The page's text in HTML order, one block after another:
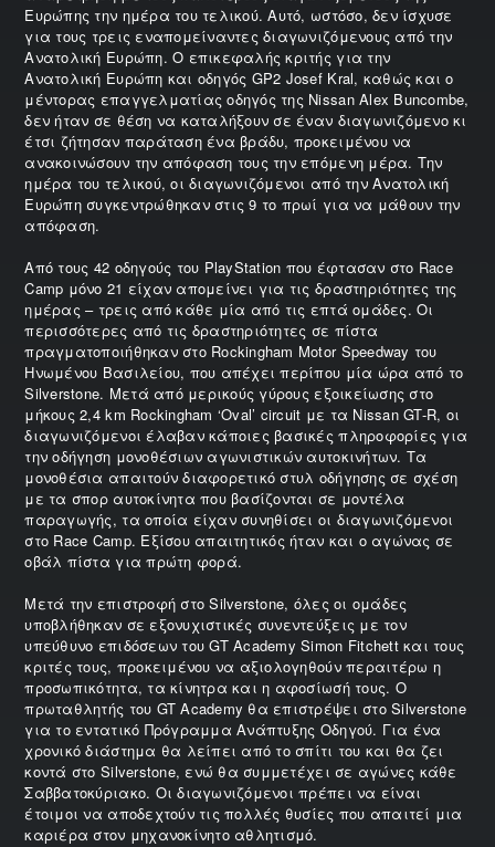
Ευρώπης την ημέρα του τελικού. Αυτό, ωστόσο, δεν ίσχυσε
για τους τρεις εναπομείναντες διαγωνιζόμενους από την
Ανατολική Ευρώπη. Ο επικεφαλής κριτής για την
Ανατολική Ευρώπη και οδηγός GP2 Josef Kral, καθώς και ο
μέντορας επαγγελματίας οδηγός της Nissan Alex Buncombe,
δεν ήταν σε θέση να καταλήξουν σε έναν διαγωνιζόμενο κι
έτσι ζήτησαν παράταση ένα βράδυ, προκειμένου να
ανακοινώσουν την απόφαση τους την επόμενη μέρα. Την
ημέρα του τελικού, οι διαγωνιζόμενοι από την Ανατολική
Ευρώπη συγκεντρώθηκαν στις 9 το πρωί για να μάθουν την
απόφαση.
Από τους 42 οδηγούς του PlayStation που έφτασαν στο Race
Camp μόνο 21 είχαν απομείνει για τις δραστηριότητες της
ημέρας – τρεις από κάθε μία από τις επτά ομάδες. Οι
περισσότερες από τις δραστηριότητες σε πίστα
πραγματοποιήθηκαν στο Rockingham Motor Speedway του
Ηνωμένου Βασιλείου, που απέχει περίπου μία ώρα από το
Silverstone. Μετά από μερικούς γύρους εξοικείωσης στο
μήκους 2,4 km Rockingham ‘Oval’ circuit με τα Nissan GT-R, οι
διαγωνιζόμενοι έλαβαν κάποιες βασικές πληροφορίες για
την οδήγηση μονοθέσιων αγωνιστικών αυτοκινήτων. Τα
μονοθέσια απαιτούν διαφορετικό στυλ οδήγησης σε σχέση
με τα σπορ αυτοκίνητα που βασίζονται σε μοντέλα
παραγωγής, τα οποία είχαν συνηθίσει οι διαγωνιζόμενοι
στο Race Camp. Εξίσου απαιτητικός ήταν και ο αγώνας σε
οβάλ πίστα για πρώτη φορά.
Μετά την επιστροφή στο Silverstone, όλες οι ομάδες
υποβλήθηκαν σε εξονυχιστικές συνεντεύξεις με τον
υπεύθυνο επιδόσεων του GT Academy Simon Fitchett και τους
κριτές τους, προκειμένου να αξιολογηθούν περαιτέρω η
προσωπικότητα, τα κίνητρα και η αφοσίωσή τους. Ο
πρωταθλητής του GT Academy θα επιστρέψει στο Silverstone
για το εντατικό Πρόγραμμα Ανάπτυξης Οδηγού. Για ένα
χρονικό διάστημα θα λείπει από το σπίτι του και θα ζει
κοντά στο Silverstone, ενώ θα συμμετέχει σε αγώνες κάθε
Σαββατοκύριακο. Οι διαγωνιζόμενοι πρέπει να είναι
έτοιμοι να αποδεχτούν τις πολλές θυσίες που απαιτεί μια
καριέρα στον μηχανοκίνητο αθλητισμό.